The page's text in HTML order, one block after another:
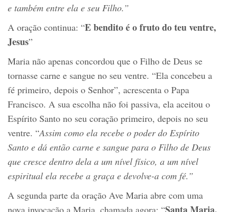
e também entre ela e seu Filho.”
A oração continua: “E bendito é o fruto do teu ventre,
Jesus”
Maria não apenas concordou que o Filho de Deus se
tornasse carne e sangue no seu ventre. “Ela concebeu a
fé primeiro, depois o Senhor”, acrescenta o Papa
Francisco. A sua escolha não foi passiva, ela aceitou o
Espírito Santo no seu coração primeiro, depois no seu
ventre. “Assim como ela recebe o poder do Espírito
Santo e dá então carne e sangue para o Filho de Deus
que cresce dentro dela a um nível físico, a um nível
espiritual ela recebe a graça e devolve-a com fé.”
A segunda parte da oração Ave Maria abre com uma
nova invocação a Maria, chamada agora: “